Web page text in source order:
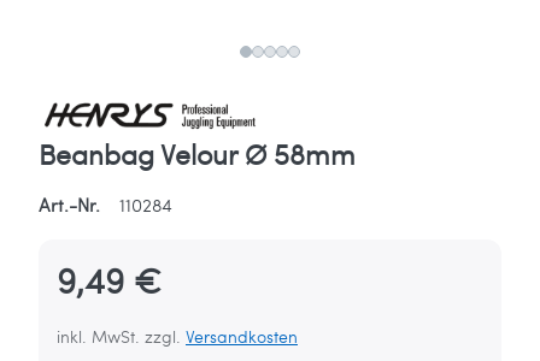
Beanbag Velour Ø 58mm
Art.-Nr. 110284
9,49 €
inkl. MwSt. zzgl. Versandkosten